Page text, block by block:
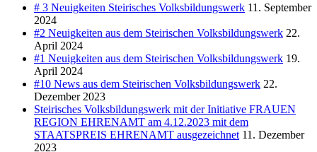
# 3 Neuigkeiten Steirisches Volksbildungswerk 11. September
2024
#2 Neuigkeiten aus dem Steirischen Volksbildungswerk 22.
April 2024
#1 Neuigkeiten aus dem Steirischen Volksbildungswerk 19.
April 2024
#10 News aus dem Steirischen Volksbildungswerk 22.
Dezember 2023
Steirisches Volksbildungswerk mit der Initiative FRAUEN
REGION EHRENAMT am 4.12.2023 mit dem
STAATSPREIS EHRENAMT ausgezeichnet 11. Dezember
2023